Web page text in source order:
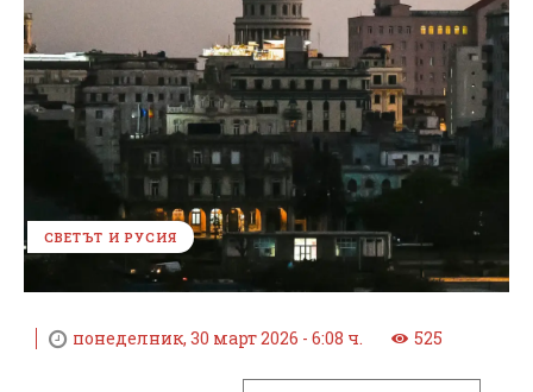
СВЕТЪТ И РУСИЯ
понеделник, 30 март 2026 - 6:08 ч. 525